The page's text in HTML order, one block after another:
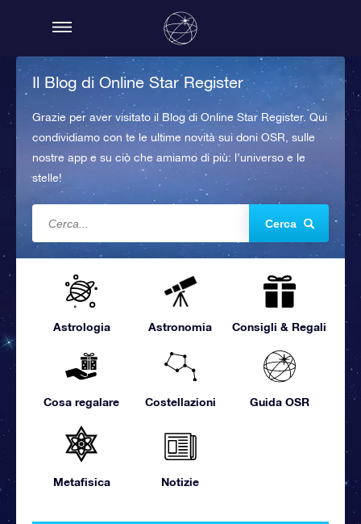
Il Blog di Online Star Register
Grazie per aver visitato il Blog di Online Star Register. Qui
condividiamo con te le ultime novità sui doni OSR, sulle
nostre app e su ciò che amiamo di più: l’universo e le
stelle!
Cerca
Astrologia Astronomia Consigli & Regali
Cosa regalare Costellazioni Guida OSR
Metafisica Notizie